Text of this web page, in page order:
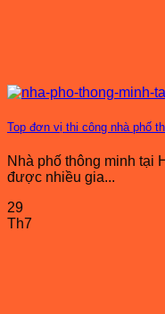
Top đơn vị thi công nhà phố
Nhà phố thông minh tại
được nhiều gia...
29
Th7